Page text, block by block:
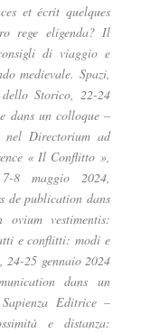
et écrit quelques
rege eligenda? Il
di viaggio e
medievale. Spazi,
Storico, 22-24
dans un colloque –
Directorium ad
« Il Conflitto »,
8 maggio 2024,
de publication dans
vestimentis:
e conflitti: modi e
24-25 gennaio 2024
dans un
Editrice –
e distanza: